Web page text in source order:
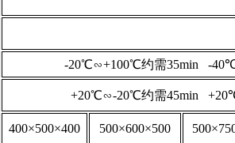
-20℃∽+100℃约需35min -
+20℃∽-20℃约需45min
400×500×400 500×600×500